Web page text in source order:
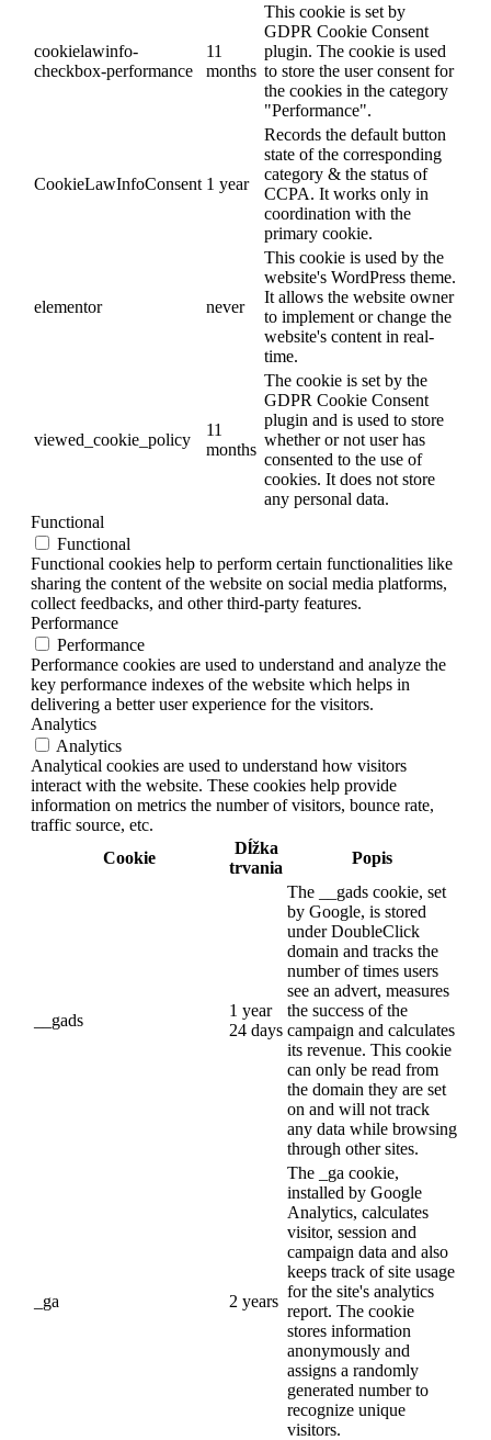
cookielawinfo-
checkbox-performance
11
months
This cookie is set by
GDPR Cookie Consent
plugin. The cookie is used
to store the user consent for
the cookies in the category
"Performance".
CookieLawInfoConsent 1 year
Records the default button
state of the corresponding
category & the status of
CCPA. It works only in
coordination with the
primary cookie.
elementor never
This cookie is used by the
website's WordPress theme.
It allows the website owner
to implement or change the
website's content in real-
time.
viewed_cookie_policy
11
months
The cookie is set by the
GDPR Cookie Consent
plugin and is used to store
whether or not user has
consented to the use of
cookies. It does not store
any personal data.
Functional
Functional
Functional cookies help to perform certain functionalities like
sharing the content of the website on social media platforms,
collect feedbacks, and other third-party features.
Performance
Performance
Performance cookies are used to understand and analyze the
key performance indexes of the website which helps in
delivering a better user experience for the visitors.
Analytics
Analytics
Analytical cookies are used to understand how visitors
interact with the website. These cookies help provide
information on metrics the number of visitors, bounce rate,
traffic source, etc.
Cookie
Dĺžka
trvania
Popis
__gads
1 year
24 days
The __gads cookie, set
by Google, is stored
under DoubleClick
domain and tracks the
number of times users
see an advert, measures
the success of the
campaign and calculates
its revenue. This cookie
can only be read from
the domain they are set
on and will not track
any data while browsing
through other sites.
_ga 2 years
The _ga cookie,
installed by Google
Analytics, calculates
visitor, session and
campaign data and also
keeps track of site usage
for the site's analytics
report. The cookie
stores information
anonymously and
assigns a randomly
generated number to
recognize unique
visitors.